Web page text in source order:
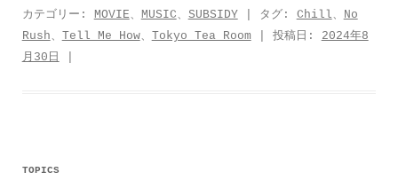
c
e
b
k
i
t
t
e
n
e
a
t
カテゴリー: MOVIE、 MUSIC、 SUBSIDY| タグ: Chill、
No
Rush、 Tell Me How、 Tokyo Tea Room | 投稿日: 2024年8
月30日
TOPICS